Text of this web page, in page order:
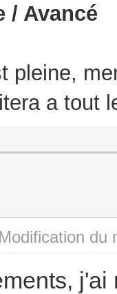
/ Avancé
pleine,
a tout
du